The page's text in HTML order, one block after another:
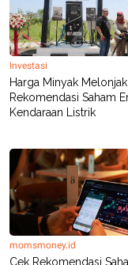
Investasi
Harga Minyak
Rekomendasi Saham
Kendaraan Listrik
momsmoney.id
Cek Rekomendasi